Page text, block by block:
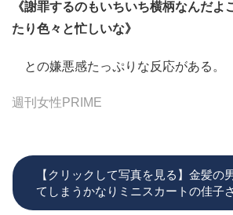
《謝罪するのもいちいち横柄なんだよ
たり色々と忙しいな》
との嫌悪感たっぷりな反応がある。
週刊女性PRIME
【クリックして写真を見る】金髪の
てしまうかなりミニスカートの佳子